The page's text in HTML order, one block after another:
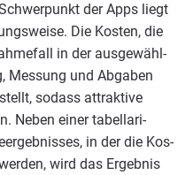
der Apps liegt
Die Kos­ten, die
in der aus­ge­wähl­
Mes­sung und Abga­ben
sodass attrak­ti­ve
Neben einer tabel­la­ri­
in der die Kos­
wird das Ergeb­nis